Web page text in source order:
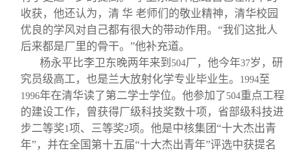
收获，他还认为，清 华 老师们的敬业精神，清华校园
优良的学风对自己都有很大的带动作用。“我们这批人
后来都是厂里的骨干。”他补充道。
杨永平比李卫东晚两年来到 504厂，他今年37岁，研
究员级高工，也是兰大放射化学专业毕业生。
1994至
1996年在清华读了第二学士学位。他参加了504重点工程
的建设工作，曾获得厂级科技奖数十项，省部级科技进
步二等奖1项、三等奖2项。他是中核集团“十大杰出青
年”，并在全国第十五届“十大杰出青年”评选中获提名